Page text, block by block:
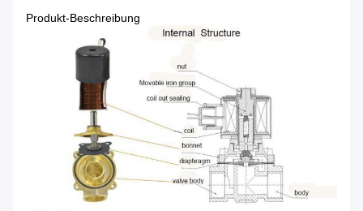
Produkt-Beschreibung